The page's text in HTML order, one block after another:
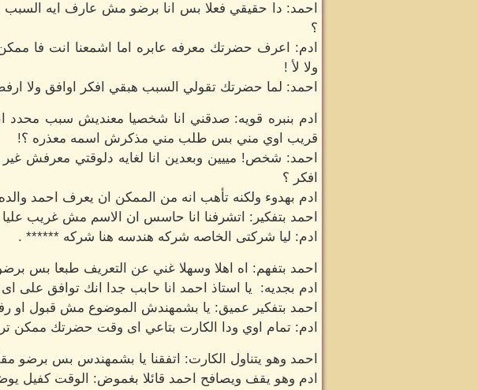
احمد: دا حقيقي فعلا بس انا برضو مش عارف ايه السبب
؟
ادم: اعرف حضرتك معرفه عابره اما اشمعنا انت فا
ولا لأ !
احمد: لما حضرتك تقولي السبب هبقي افكر اوافق ولا
ادم بنبره قويه: صدقني انا شخصيا معنديش سبب
قريب اوي مني بس طلب مني مذكرش اسمه معذره ؟!
احمد: شخص! مييين وبعدين انا لغايه دلوقتي معرفش
افكر ؟
ادم بهدوء ولكنه تأهب انه من الممكن ان يعرف احمد
احمد بتفكير: اتشرفنا انا حاسس ان الاسم مش غريب
ادم: ليا شركتى الخاصه شركه هندسه هنا شركه ****** .
احمد بتفهم: اه اهلا وسهلا غني عن التعريف طبعا بس
ادم بجديه: يا استاذ احمد انا حابب جدا انك توافق على
احمد بتفكير عميق: يا بشمهندش الموضوع مش قبول
ادم: تمام اوي ودا الكارت بتاعي اى وقت حضرتك ممكن
احمد وهو يتناول الكارت: اتفقنا يا بشمهندس بس برضو
ادم وهو يقف ويصافح احمد قائلا بغموض: الوقت كفيل